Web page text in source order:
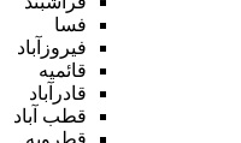
فسا
فیروزآباد
قائمیه
قادرآباد
قطب آباد
قطرویه